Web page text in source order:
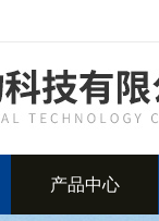
产品中心